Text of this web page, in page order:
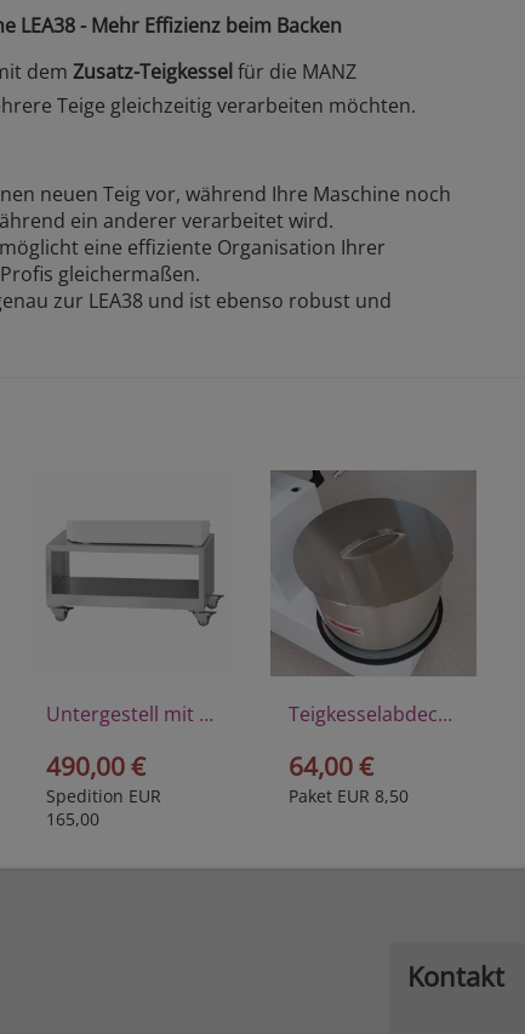
LEA38 - Mehr Effizienz beim Backen
dem Zusatz-Teigkessel für die MANZ
Teige gleichzeitig verarbeiten möchten.
neuen Teig vor, während Ihre Maschine noch
ein anderer verarbeitet wird.
eine effiziente Organisation Ihrer
gleichermaßen.
zur LEA38 und ist ebenso robust und
Untergestell mit Rädern
490,00 €
Spedition EUR
165,00
Teigkesselabdeckung
64,00 €
Paket EUR 8,50
Kontakt